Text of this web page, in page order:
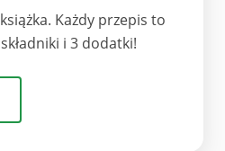
Każdy przepis to
i 3 dodatki!